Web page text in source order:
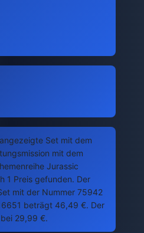
Set mit dem
mit dem
Jurassic
1 Preis gefunden. Der
mit der Nummer 75942
beträgt 46,49 €. Der
29,99 €.